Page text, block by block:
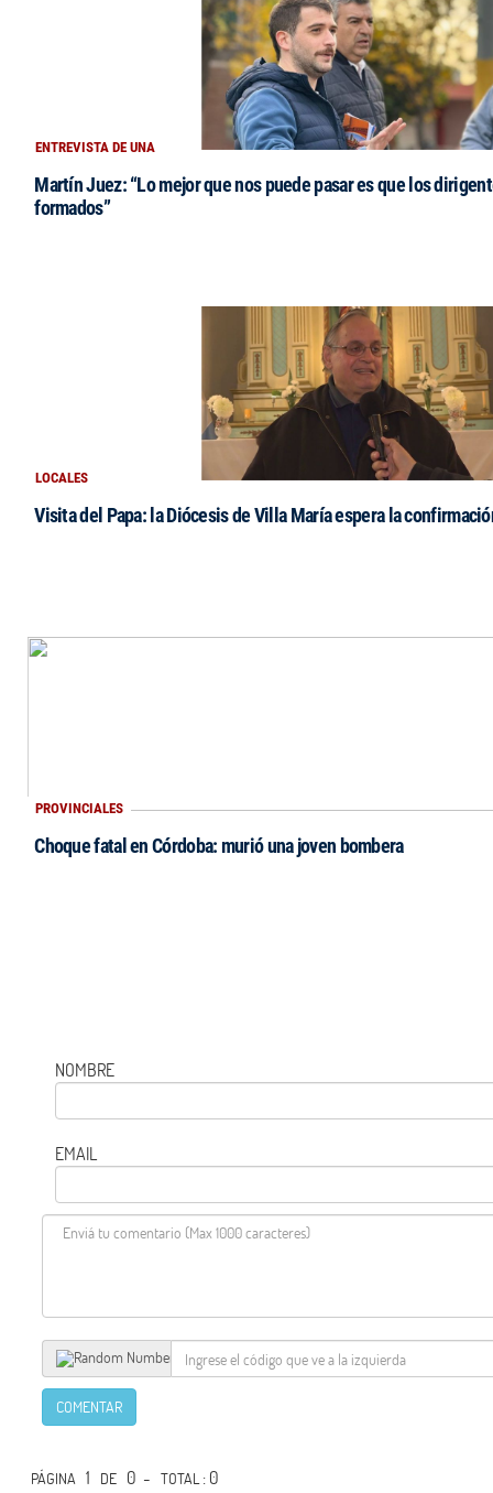
ENTREVISTA DE UNA
Martín Juez: “Lo mejor que nos puede pasar es que los
formados”
LOCALES
Visita del Papa: la Diócesis de Villa María espera la
PROVINCIALES
Choque fatal en Córdoba: murió una joven bombera
NOMBRE
EMAIL
COMENTAR
PÁGINA 1 DE 0 -TOTAL: 0